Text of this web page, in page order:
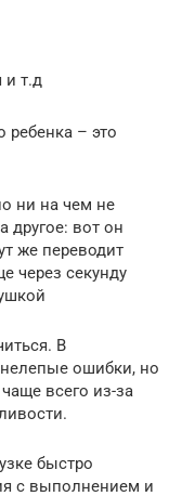
и т.д
ребенка – это
ни на чем не
другое: вот он
же переводит
через секунду
В
ошибки, но
всего из-за
быстро
с выполнением и